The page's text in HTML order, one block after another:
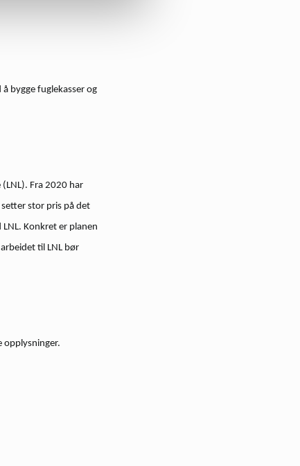
bygge fuglekasser og
Fra 2020 har
stor pris på det
Konkret er planen
til LNL bør
opplysninger.